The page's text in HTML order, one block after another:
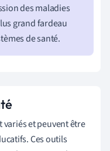
des maladies
grand fardeau
de santé.
et peuvent être
Ces outils